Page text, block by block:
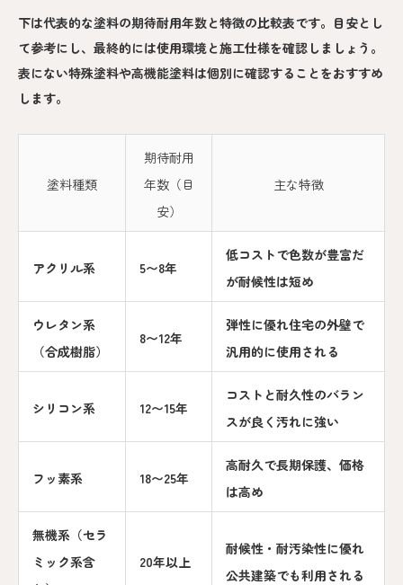
下は代表的な塗料の期待耐用年数と特徴の比較表です。目安とし
て参考にし、最終的には使用環境と施工仕様を確認しましょう。
表にない特殊塗料や高機能塗料は個別に確認することをおすすめ
します。
塗料種類
期待耐用
年数（目
安）
主な特徴
アクリル系 5〜8年
低コストで色数が豊富だ
が耐候性は短め
ウレタン系
（合成樹脂）
8〜12年
弾性に優れ住宅の外壁で
汎用的に使用される
シリコン系 12〜15年
コストと耐久性のバラン
スが良く汚れに強い
フッ素系 18〜25年
高耐久で長期保護、価格
は高め
無機系（セラ
ミック系含
20年以上
耐候性・耐汚染性に優れ
公共建築でも利用される